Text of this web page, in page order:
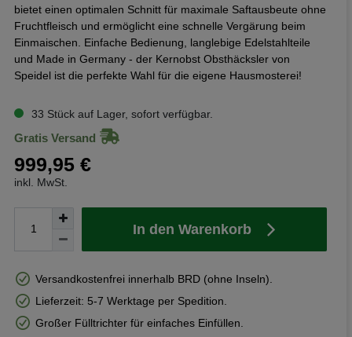
bietet einen optimalen Schnitt für maximale Saftausbeute ohne
Fruchtfleisch und ermöglicht eine schnelle Vergärung beim
Einmaischen. Einfache Bedienung, langlebige Edelstahlteile
und Made in Germany - der Kernobst Obsthäcksler von
Speidel ist die perfekte Wahl für die eigene Hausmosterei!
33 Stück auf Lager, sofort verfügbar.
Gratis Versand
999,95 €
inkl. MwSt.
In den Warenkorb
Versandkostenfrei innerhalb BRD (ohne Inseln).
Lieferzeit: 5-7 Werktage per Spedition.
Großer Fülltrichter für einfaches Einfüllen.